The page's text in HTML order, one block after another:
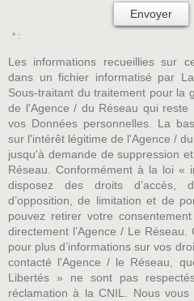
Envoyer
* :
Les informations recueillies sur
dans un fichier informatisé par
Sous-traitant du traitement pour la
de l'Agence / du Réseau qui reste
vos Données personnelles. La
sur l'intérêt légitime de l'Agence /
jusqu'à demande de suppression
Réseau. Conformément à la loi «
disposez des droits d’accès,
d’opposition, de limitation et de
pouvez retirer votre
directement l’Agence / Le Réseau.
pour plus d’informations sur vos
contacté l'Agence / le Réseau,
Libertés » ne sont pas
réclamation à la CNIL. Nous vous